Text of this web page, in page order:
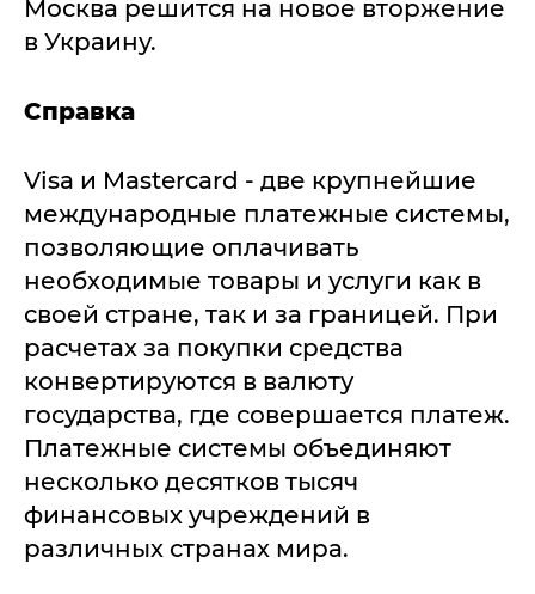
Москва решится на новое вторжение
в Украину.
Справка
Visa и Mastercard - две крупнейшие
международные платежные системы,
позволяющие оплачивать
необходимые товары и услуги как в
своей стране, так и за границей. При
расчетах за покупки средства
конвертируются в валюту
государства, где совершается платеж.
Платежные системы объединяют
несколько десятков тысяч
финансовых учреждений в
различных странах мира.